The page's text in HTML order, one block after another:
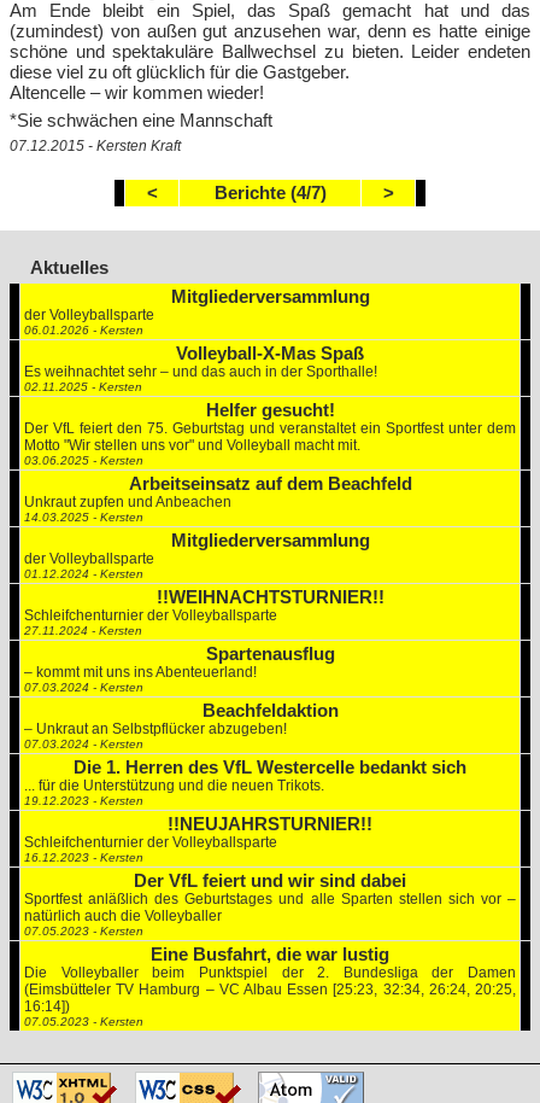
Am Ende bleibt ein Spiel, das Spaß gemacht hat und das
(zumindest) von außen gut anzusehen war, denn es hatte einige
schöne und spektakuläre Ballwechsel zu bieten. Leider endeten
diese viel zu oft glücklich für die Gastgeber.
Altencelle – wir kommen wieder!
*Sie schwächen eine Mannschaft
07.12.2015 - Kersten Kraft
< Berichte (4/7) >
Aktuelles
Mitgliederversammlung
der Volleyballsparte
06.01.2026 - Kersten
Volleyball-X-Mas Spaß
Es weihnachtet sehr – und das auch in der Sporthalle!
02.11.2025 - Kersten
Helfer gesucht!
Der VfL feiert den 75. Geburtstag und veranstaltet ein Sportfest unter dem
Motto "Wir stellen uns vor" und Volleyball macht mit.
03.06.2025 - Kersten
Arbeitseinsatz auf dem Beachfeld
Unkraut zupfen und Anbeachen
14.03.2025 - Kersten
Mitgliederversammlung
der Volleyballsparte
01.12.2024 - Kersten
!!WEIHNACHTSTURNIER!!
Schleifchenturnier der Volleyballsparte
27.11.2024 - Kersten
Spartenausflug
– kommt mit uns ins Abenteuerland!
07.03.2024 - Kersten
Beachfeldaktion
– Unkraut an Selbstpflücker abzugeben!
07.03.2024 - Kersten
Die 1. Herren des VfL Westercelle bedankt sich
... für die Unterstützung und die neuen Trikots.
19.12.2023 - Kersten
!!NEUJAHRSTURNIER!!
Schleifchenturnier der Volleyballsparte
16.12.2023 - Kersten
Der VfL feiert und wir sind dabei
Sportfest anläßlich des Geburtstages und alle Sparten stellen sich vor –
natürlich auch die Volleyballer
07.05.2023 - Kersten
Eine Busfahrt, die war lustig
Die Volleyballer beim Punktspiel der 2. Bundesliga der Damen
(Eimsbütteler TV Hamburg – VC Albau Essen [25:23, 32:34, 26:24, 20:25,
16:14])
07.05.2023 - Kersten